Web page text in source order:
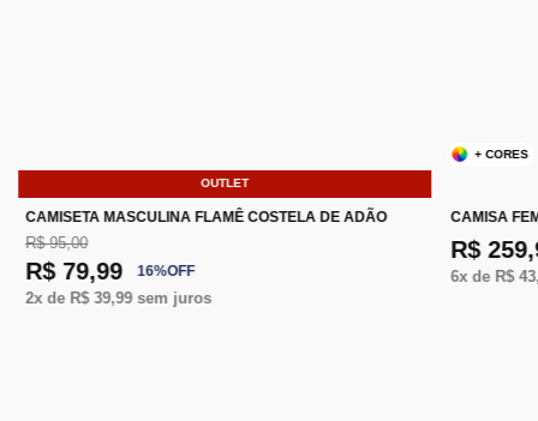
OUTLET
CAMISETA MASCULINA FLAMÊ COSTELA DE ADÃO
R$ 95,00
R$ 79,99 16%OFF
2x de R$ 39,99sem juros
+ CORES
CAMISA
R$
6x de R$